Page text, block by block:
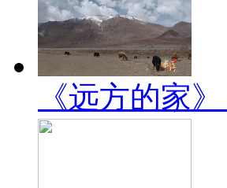
《远方的家